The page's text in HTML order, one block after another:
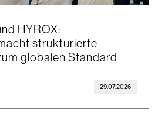
HYROX:
strukturierte
globalen Standard
29.07.2026